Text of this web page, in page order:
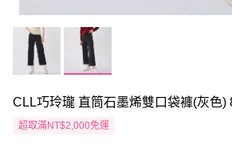
CLL巧玲瓏 直筒石墨烯雙口袋褲(灰色)
超取滿NT$2,000免運